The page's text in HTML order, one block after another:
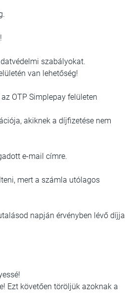
szabályokat.
van lehetőség!
OTP Simplepay felületen
akiknek a díjfizetése nem
e-mail címre.
mert a számla utólagos
napján érvényben lévő díjjal
Ezt követően töröljük azoknak a